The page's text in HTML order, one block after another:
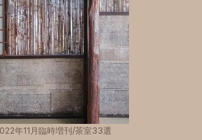
年11月臨時増刊/茶室33選